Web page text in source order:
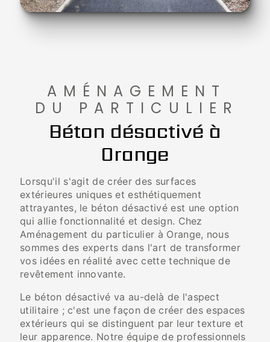
AMÉNAGEMENT
DU PARTICULIER
Béton désactivé à
Orange
Lorsqu'il s'agit de créer des surfaces
extérieures uniques et esthétiquement
attrayantes, le béton désactivé est une option
qui allie fonctionnalité et design. Chez
Aménagement du particulier à Orange, nous
sommes des experts dans l'art de transformer
vos idées en réalité avec cette technique de
revêtement innovante.
Le béton désactivé va au-delà de l'aspect
utilitaire ; c'est une façon de créer des espaces
extérieurs qui se distinguent par leur texture et
leur apparence. Notre équipe de professionnels